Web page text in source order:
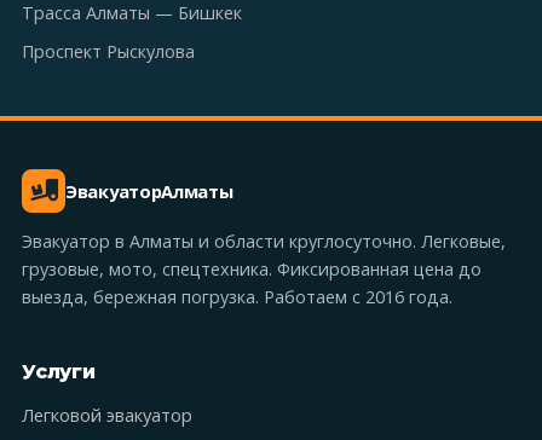
Трасса Алматы — Бишкек
Проспект Рыскулова
ЭвакуаторАлматы
Эвакуатор в Алматы и области круглосуточно. Легковые,
грузовые, мото, спецтехника. Фиксированная цена до
выезда, бережная погрузка. Работаем с 2016 года.
Услуги
Легковой эвакуатор